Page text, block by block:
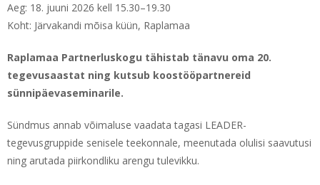
Aeg: 18. juuni 2026 kell 15.30–19.30
Koht: Järvakandi mõisa küün, Raplamaa
Raplamaa Partnerluskogu tähistab tänavu oma 20.
tegevusaastat ning kutsub koostööpartnereid
sünnipäevaseminarile.
Sündmus annab võimaluse vaadata tagasi LEADER-
tegevusgruppide senisele teekonnale, meenutada olulisi saavutusi
ning arutada piirkondliku arengu tulevikku.